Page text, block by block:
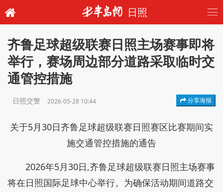
日照
齐鲁足球超级联赛日照主场赛事即将
举行，赛场周边部分道路采取临时交
通管控措施
日照交警 2026-05-28 10:44 分享海报
关于5月30日齐鲁足球超级联赛日照赛区比赛期间实
施交通管控措施的通告
2026年5月30日,齐鲁足球超级联赛日照主场赛事
将在日照国际足球中心举行。为确保活动期间道路交